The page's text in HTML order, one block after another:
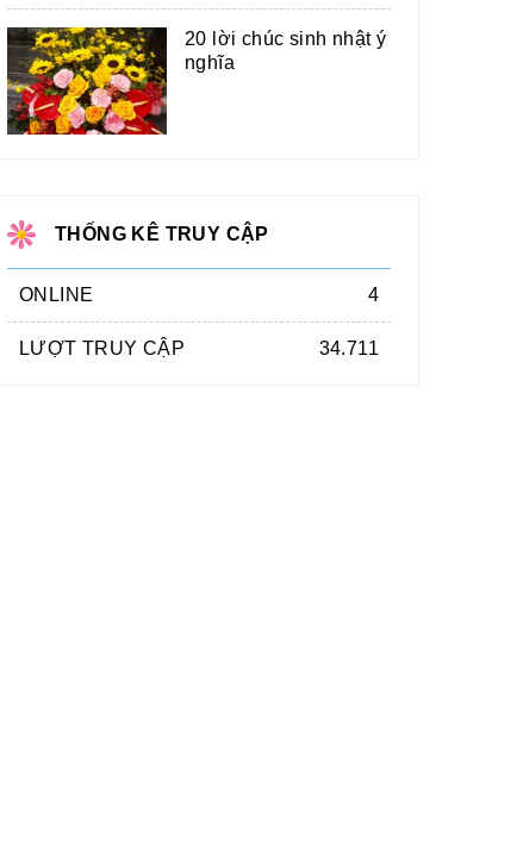
20 lời chúc sinh nhật ý
nghĩa
THỐNG KÊ TRUY CẬP
ONLINE 4
LƯỢT TRUY CẬP 34.711